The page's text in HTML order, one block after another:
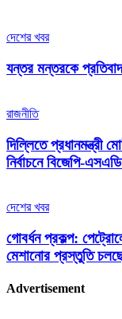
দেশের খবর
যন্তর মন্তরকে
রাজনীতি
দিল্লিতে প্রধানমন্ত্রী
নির্বাচনে বিজেপি-
দেশের খবর
গোবর্ধন প্রকল্প:
মেশানোর প্রস্তুতি
Advertisement